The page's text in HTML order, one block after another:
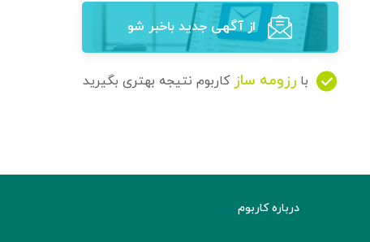
از آگهی‌ جدید باخبر شو
با رزومه ساز کاربوم نتیجه بهتری بگیرید
درباره کاربوم